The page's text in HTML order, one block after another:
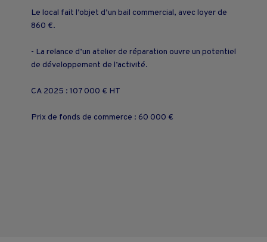
Le local fait l’objet d’un bail commercial, avec loyer de
860 €.
- La relance d’un atelier de réparation ouvre un potentiel
de développement de l’activité.
CA 2025 : 107 000 € HT
Prix de fonds de commerce : 60 000 €